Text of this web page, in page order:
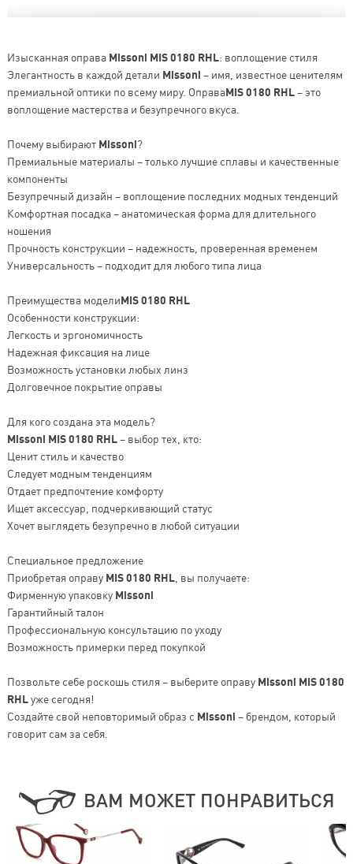
Изысканная оправа Missoni MIS 0180 RHL: воплощение стиля
Элегантность в каждой детали Missoni – имя, известное ценителям
премиальной оптики по всему миру. ОправаMIS 0180 RHL– это
воплощение мастерства и безупречного вкуса.
Почему выбирают Missoni?
Премиальные материалы – только лучшие сплавы и качественные
компоненты
Безупречный дизайн – воплощение последних модных тенденций
Комфортная посадка – анатомическая форма для длительного
ношения
Прочность конструкции – надежность, проверенная временем
Универсальность – подходит для любого типа лица
Преимущества моделиMIS 0180 RHL
Особенности конструкции:
Легкость и эргономичность
Надежная фиксация на лице
Возможность установки любых линз
Долговечное покрытие оправы
Для кого создана эта модель?
Missoni MIS 0180 RHL– выбор тех, кто:
Ценит стиль и качество
Следует модным тенденциям
Отдает предпочтение комфорту
Ищет аксессуар, подчеркивающий статус
Хочет выглядеть безупречно в любой ситуации
Специальное предложение
Приобретая оправу MIS 0180 RHL, вы получаете:
Фирменную упаковку Missoni
Гарантийный талон
Профессиональную консультацию по уходу
Возможность примерки перед покупкой
Позвольте себе роскошь стиля – выберите оправу Missoni MIS 0180
RHLуже сегодня!
Создайте свой неповторимый образ с Missoni – брендом, который
говорит сам за себя.
ВАМ МОЖЕТ ПОНРАВИТЬСЯ